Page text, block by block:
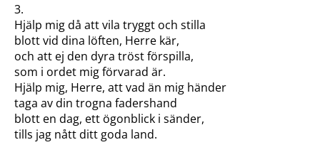
3.
Hjälp mig då att vila tryggt och stilla
blott vid dina löften, Herre kär,
och att ej den dyra tröst förspilla,
som i ordet mig förvarad är.
Hjälp mig, Herre, att vad än mig händer
taga av din trogna fadershand
blott en dag, ett ögonblick i sänder,
tills jag nått ditt goda land.